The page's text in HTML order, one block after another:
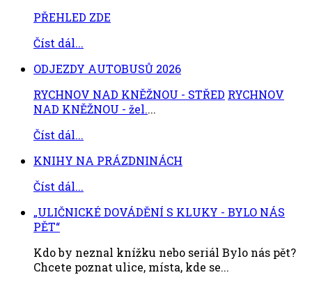
PŘEHLED ZDE
Číst dál...
ODJEZDY AUTOBUSŮ 2026
RYCHNOV NAD KNĚŽNOU - STŘED RYCHNOV
NAD KNĚŽNOU - žel....
Číst dál...
KNIHY NA PRÁZDNINÁCH
Číst dál...
„ULIČNICKÉ DOVÁDĚNÍ S KLUKY - BYLO NÁS
PĚT“
Kdo by neznal knížku nebo seriál Bylo nás pět?
Chcete poznat ulice, místa, kde se...